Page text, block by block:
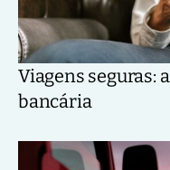
Viagens seguras:
bancária